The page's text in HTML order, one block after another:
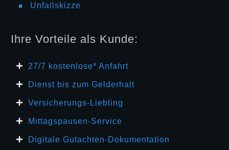
Unfallskizze
Ihre Vorteile als Kunde:
27/7 kosten lose* Anfahrt
Dienst bis zum Gelderhalt
Versicherungs-Liebling
Mittagspausen-Service
Digitale Gutachten-Dokumentation